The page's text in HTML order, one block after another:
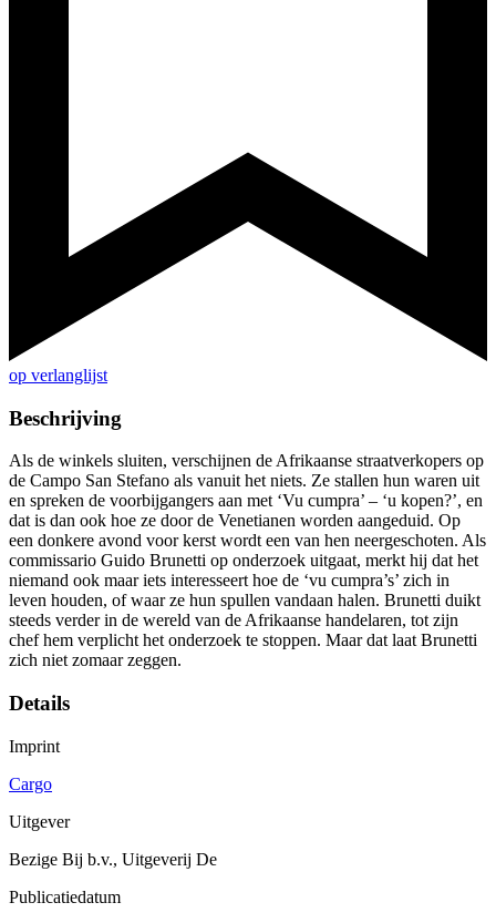
op verlanglijst
Beschrijving
Als de winkels sluiten, verschijnen de Afrikaanse straatverkopers op
de Campo San Stefano als vanuit het niets. Ze stallen hun waren uit
en spreken de voorbijgangers aan met ‘Vu cumpra’ – ‘u kopen?’, en
dat is dan ook hoe ze door de Venetianen worden aangeduid. Op
een donkere avond voor kerst wordt een van hen neergeschoten. Als
commissario Guido Brunetti op onderzoek uitgaat, merkt hij dat het
niemand ook maar iets interesseert hoe de ‘vu cumpra’s’ zich in
leven houden, of waar ze hun spullen vandaan halen. Brunetti duikt
steeds verder in de wereld van de Afrikaanse handelaren, tot zijn
chef hem verplicht het onderzoek te stoppen. Maar dat laat Brunetti
zich niet zomaar zeggen.
Details
Imprint
Cargo
Uitgever
Bezige Bij b.v., Uitgeverij De
Publicatiedatum